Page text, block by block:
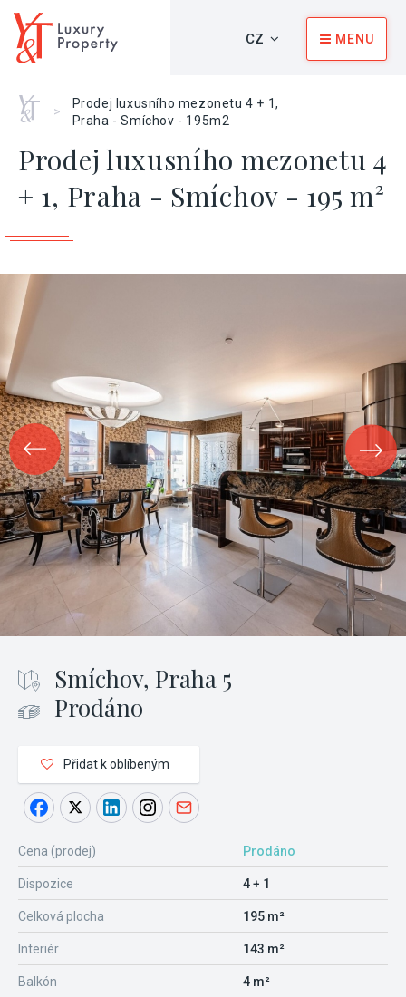
CZ MENU
Home
>
Prodej luxusního mezonetu 4 + 1,
Praha - Smíchov - 195m2
Prodej luxusního mezonetu 4
+ 1, Praha - Smíchov - 195 m²
Smíchov, Praha 5
Prodáno
Přidat k oblíbeným
Cena (prodej) Prodáno
Dispozice 4 + 1
Celková plocha 195 m²
Interiér 143 m²
Balkón 4 m²